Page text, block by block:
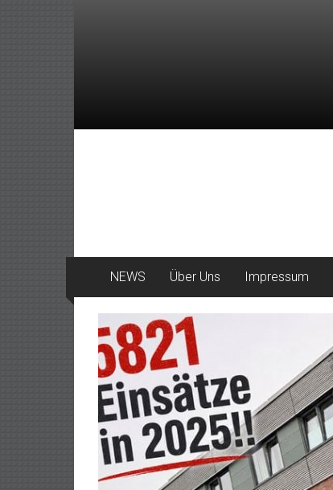
NEWS Über Uns Impressum